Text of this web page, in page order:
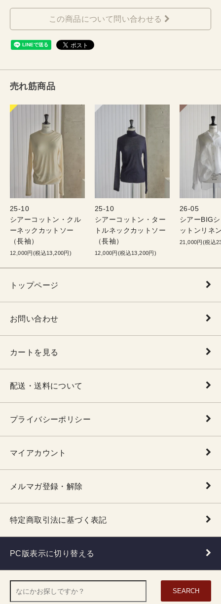
この商品について問い合わせる
売れ筋商品
25-10
シアーコットン・クル
ーネックカットソー
（長袖）
12,000円(税込13,200円)
25-10
シアーコットン・ター
トルネックカットソー
（長袖）
12,000円(税込13,200円)
26-05
シアーBIG
ットンリネ
21,000円(税込
トップページ
お問い合わせ
カートを見る
配送・送料について
プライバシーポリシー
マイアカウント
メルマガ登録・解除
特定商取引法に基づく表記
PC版表示に切り替える
SEARCH